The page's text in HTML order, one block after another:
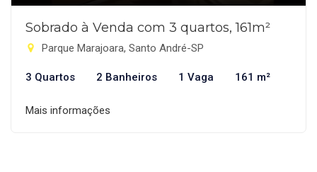
Sobrado à Venda com 3 quartos, 161m²
Parque Marajoara, Santo André-SP
3 Quartos 2 Banheiros 1 Vaga 161 m²
Mais informações